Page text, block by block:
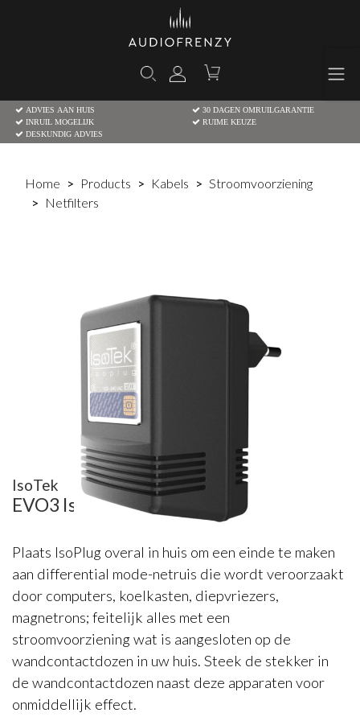
ADVIES AAN HUIS
30 DAGEN OMRUILGARANTIE
INRUIL MOGELIJK
RUIME KEUZE
DESKUNDIG ADVIES
Home Products Kabels
Stroomvoorziening
Netfilters
IsoTek
EVO3 IsoPlug
Plaats IsoPlug overal in huis om een einde te maken
aan differential mode-netruis die wordt veroorzaakt
door computers, koelkasten, diepvriezers,
magnetrons; feitelijk alles met een
stroomvoorziening wat is aangesloten op de
wandcontactdozen in uw huis. Steek de stekker in
de wandcontactdozen naast deze apparaten voor
onmiddellijk effect.